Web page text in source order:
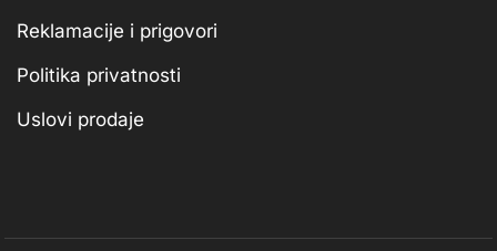
Reklamacije i prigovori
Politika privatnosti
Uslovi prodaje